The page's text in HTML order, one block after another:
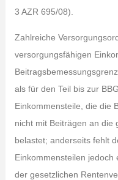
3 AZR 695/08).
Zahlreiche
versorgungsfähigen
als für den Teil bis zur
Einkommensteile, die die
nicht mit Beiträgen an die
belastet; anderseits fehlt
Einkommensteilen
der gesetzlichen